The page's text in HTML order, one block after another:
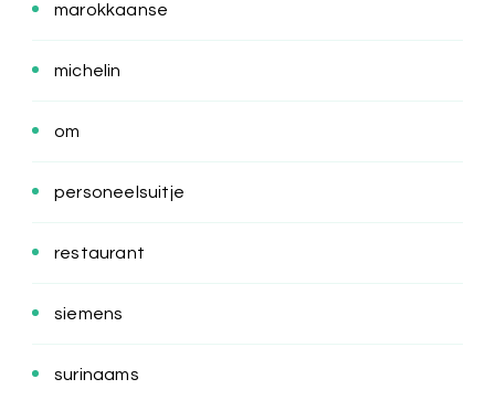
marokkaanse
michelin
om
personeelsuitje
restaurant
siemens
surinaams